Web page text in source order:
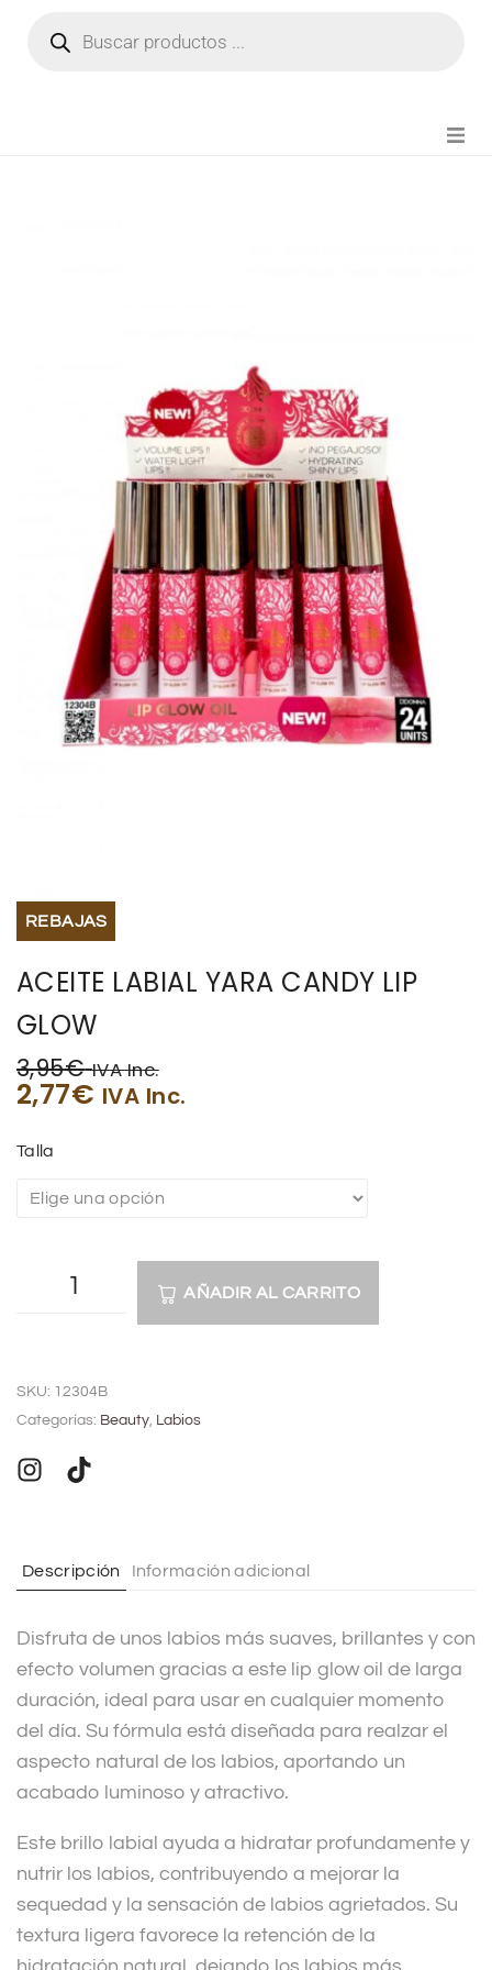
BEAUTY
PERFUMES
BISUTERIA
BOLSOS Y MONEDEROS
CALZADO
COMPLEMENTOS
REBAJAS
ACEITE LABIAL YARA CANDY LIP
GLOW
3,95€ IVA Inc.
2,77€ IVA Inc.
Talla
AÑADIR AL CARRITO
t
r
i
e
:
SKU: 12304B
Categorías: Beauty, Labios
Descripción Información adicional
Disfruta de unos labios más suaves, brillantes y con
efecto volumen gracias a este lip glow oil de larga
duración, ideal para usar en cualquier momento
del día. Su fórmula está diseñada para realzar el
aspecto natural de los labios, aportando un
acabado luminoso y atractivo.
Este brillo labial ayuda a hidratar profundamente y
nutrir los labios, contribuyendo a mejorar la
sequedad y la sensación de labios agrietados. Su
textura ligera favorece la retención de la